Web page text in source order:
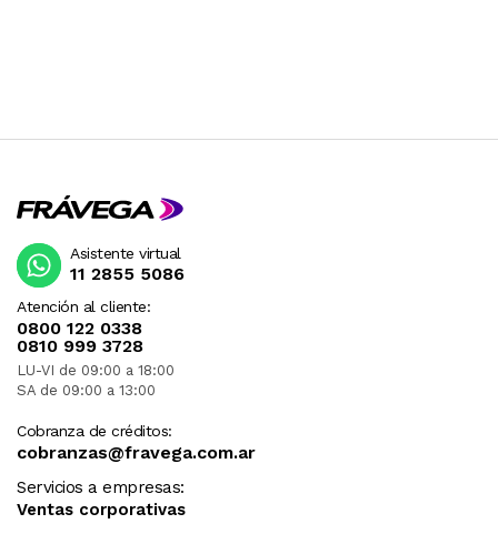
Atención al cliente:
0800 122 0338
0810 999 3728
LU-VI de 09:00 a 18:00
SA de 09:00 a 13:00
Cobranza de créditos:
cobranzas@fravega.com.ar
Servicios a empresas:
Ventas corporativas
Asistente virtual
11 2855 5086